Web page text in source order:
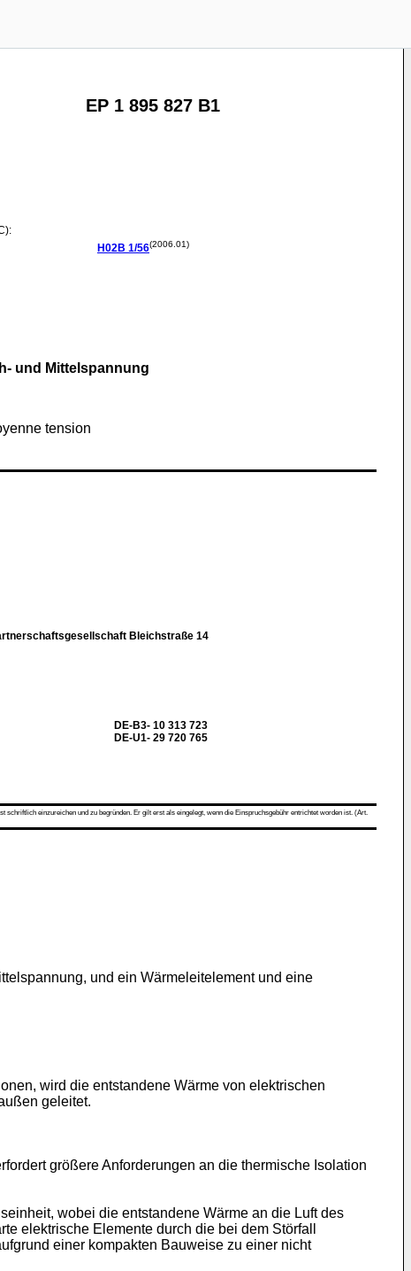
EP 1 895 827 B1
H02B 1/56(2006.01)
und Mittelspannung
tension
Bleichstraße 14
DE-B3- 10 313 723
DE-U1- 29 720 765
einzureichen und zu begründen. Er gilt erst als eingelegt, wenn die Einspruchsgebühr entrichtet worden ist. (Art.
und ein Wärmeleitelement und eine
wird die entstandene Wärme von elektrischen
geleitet.
größere Anforderungen an die thermische Isolation
wobei die entstandene Wärme an die Luft des
elektrische Elemente durch die bei dem Störfall
einer kompakten Bauweise zu einer nicht